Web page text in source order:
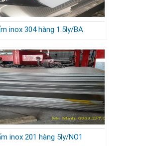
inox 304 hàng 1.5ly/BA
inox 201 hàng 5ly/NO1